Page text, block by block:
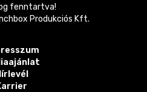
fenntartva!
Produkciós Kft.